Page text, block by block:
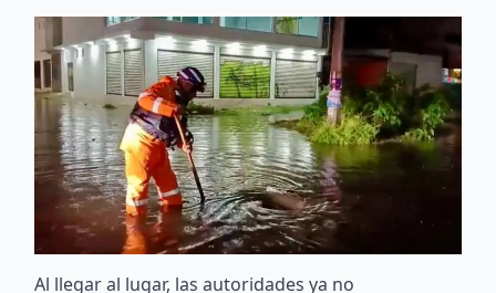
Al llegar al lugar, las autoridades ya no